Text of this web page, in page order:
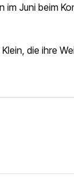
im Juni beim
die ihre